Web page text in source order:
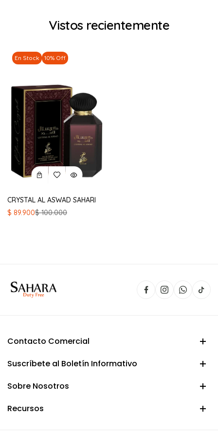
Vistos recientemente
En Stock 10% Off
CRYSTAL AL ASWAD SAHARI
$100.000
El
$ 89.900
El
Contacto Comercial
Suscríbete al Boletín Informativo
Sobre Nosotros
Recursos